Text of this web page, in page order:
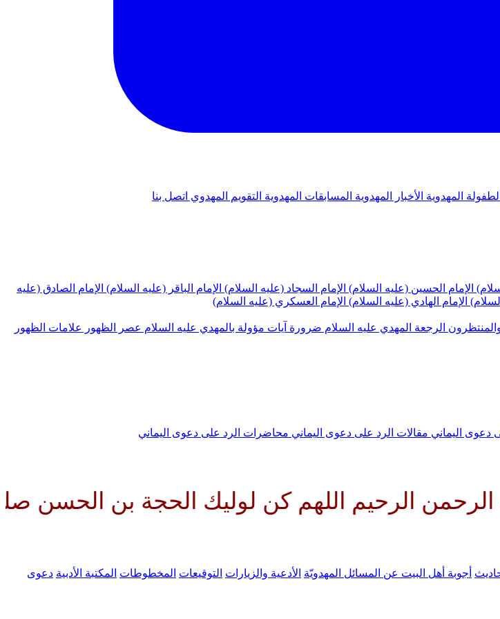
الطفولة المهدوية الأخبار المهدوية المسابقات المهدوية التقويم المهدوي اتصل بنا
الإمام الحسين (عليه السلام) الإمام السجاد (عليه السلام) الإمام الباقر (عليه السلام) الإمام الصادق (عليه
الإمام الهادي (عليه السلام) الإمام العسكري (عليه السلام)
والمنتظرون الرجعة المهدي عليه السلام ضرورة آيات مؤولة بالمهدي عليه السلام عصر الظهور
علامات الظهور
دعوى اليماني مقالات الرد على دعوى اليماني محاضرات الرد على دعوى اليماني
اللهم كن لوليك الحجة بن الحسن صلواتك
أجوبة أهل البيت عن المسائل المهدويّة الأدعية والزيارات التوقيعات المخطوطات المكتبة الأدبية دعوى